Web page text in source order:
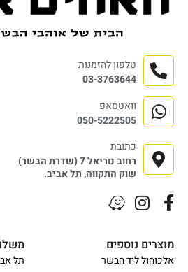
תל
מוצרים נוספים
אלכוהול ליד הבשר
טלפון להזמנות
03-3763644
וואטסאפ
050-5222505
כתובת
רחוב נוריאל 7 (שדרת הבשר)
שוק התקווה, תל אביב.